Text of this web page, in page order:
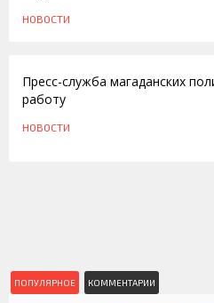
НОВОСТИ
Пресс-служба магаданских
работу
НОВОСТИ
ПОПУЛЯРНОЕ КОММЕНТАРИИ